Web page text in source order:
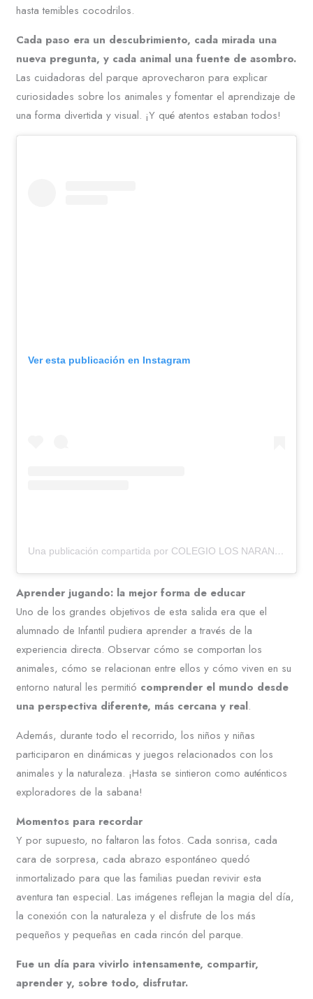
hasta temibles cocodrilos.
Cada paso era un descubrimiento, cada mirada una
nueva pregunta, y cada animal una fuente de asombro.
Las cuidadoras del parque aprovecharon para explicar
curiosidades sobre los animales y fomentar el aprendizaje de
una forma divertida y visual. ¡Y qué atentos estaban todos!
Ver esta publicación en Instagram
Una publicación compartida por COLEGIO LOS NARANJOS (@colegiolosnaranjos)
Aprender jugando: la mejor forma de educar
Uno de los grandes objetivos de esta salida era que el
alumnado de Infantil pudiera aprender a través de la
experiencia directa. Observar cómo se comportan los
animales, cómo se relacionan entre ellos y cómo viven en su
entorno natural les permitió comprender el mundo desde
una perspectiva diferente, más cercana y real.
Además, durante todo el recorrido, los niños y niñas
participaron en dinámicas y juegos relacionados con los
animales y la naturaleza. ¡Hasta se sintieron como auténticos
exploradores de la sabana!
Momentos para recordar
Y por supuesto, no faltaron las fotos. Cada sonrisa, cada
cara de sorpresa, cada abrazo espontáneo quedó
inmortalizado para que las familias puedan revivir esta
aventura tan especial. Las imágenes reflejan la magia del día,
la conexión con la naturaleza y el disfrute de los más
pequeños y pequeñas en cada rincón del parque.
Fue un día para vivirlo intensamente, compartir,
aprender y, sobre todo, disfrutar.